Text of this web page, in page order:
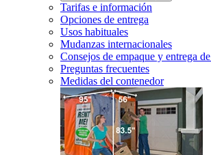
Tarifas e información
Opciones de entrega
Usos habituales
Mudanzas internacionales
Consejos de empaque y entrega de
Preguntas frecuentes
Medidas del contenedor